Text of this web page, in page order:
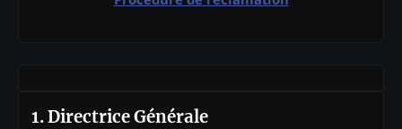
1. Directrice Générale